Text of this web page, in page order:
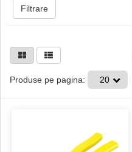
Filtrare
Produse pe pagina: 20